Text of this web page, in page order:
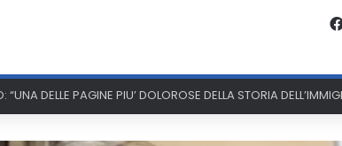
“UNA DELLE PAGINE PIU’ DOLOROSE DELLA STORIA